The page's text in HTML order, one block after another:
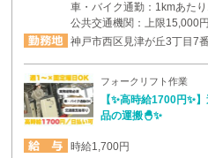
車・バイク通勤：1kmあた
公共交通機関：上限15,000
神戸市西区見津が丘3丁目7番
フォークリフト作業
【✨高時給1700円✨
品の運搬🐣✨
時給1,700円